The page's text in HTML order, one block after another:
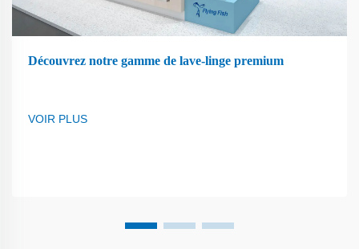
Découvrez notre gamme de lave-linge premium
VOIR PLUS